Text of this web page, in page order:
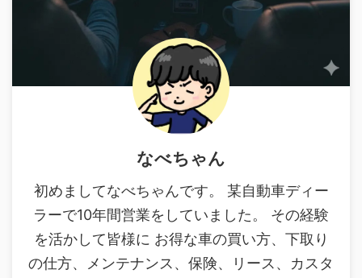
なべちゃん
初めましてなべちゃんです。 某自動車ディー
ラーで10年間営業をしていました。 その経験
を活かして皆様に お得な車の買い方、下取り
の仕方、メンテナンス、保険、リース、カスタ